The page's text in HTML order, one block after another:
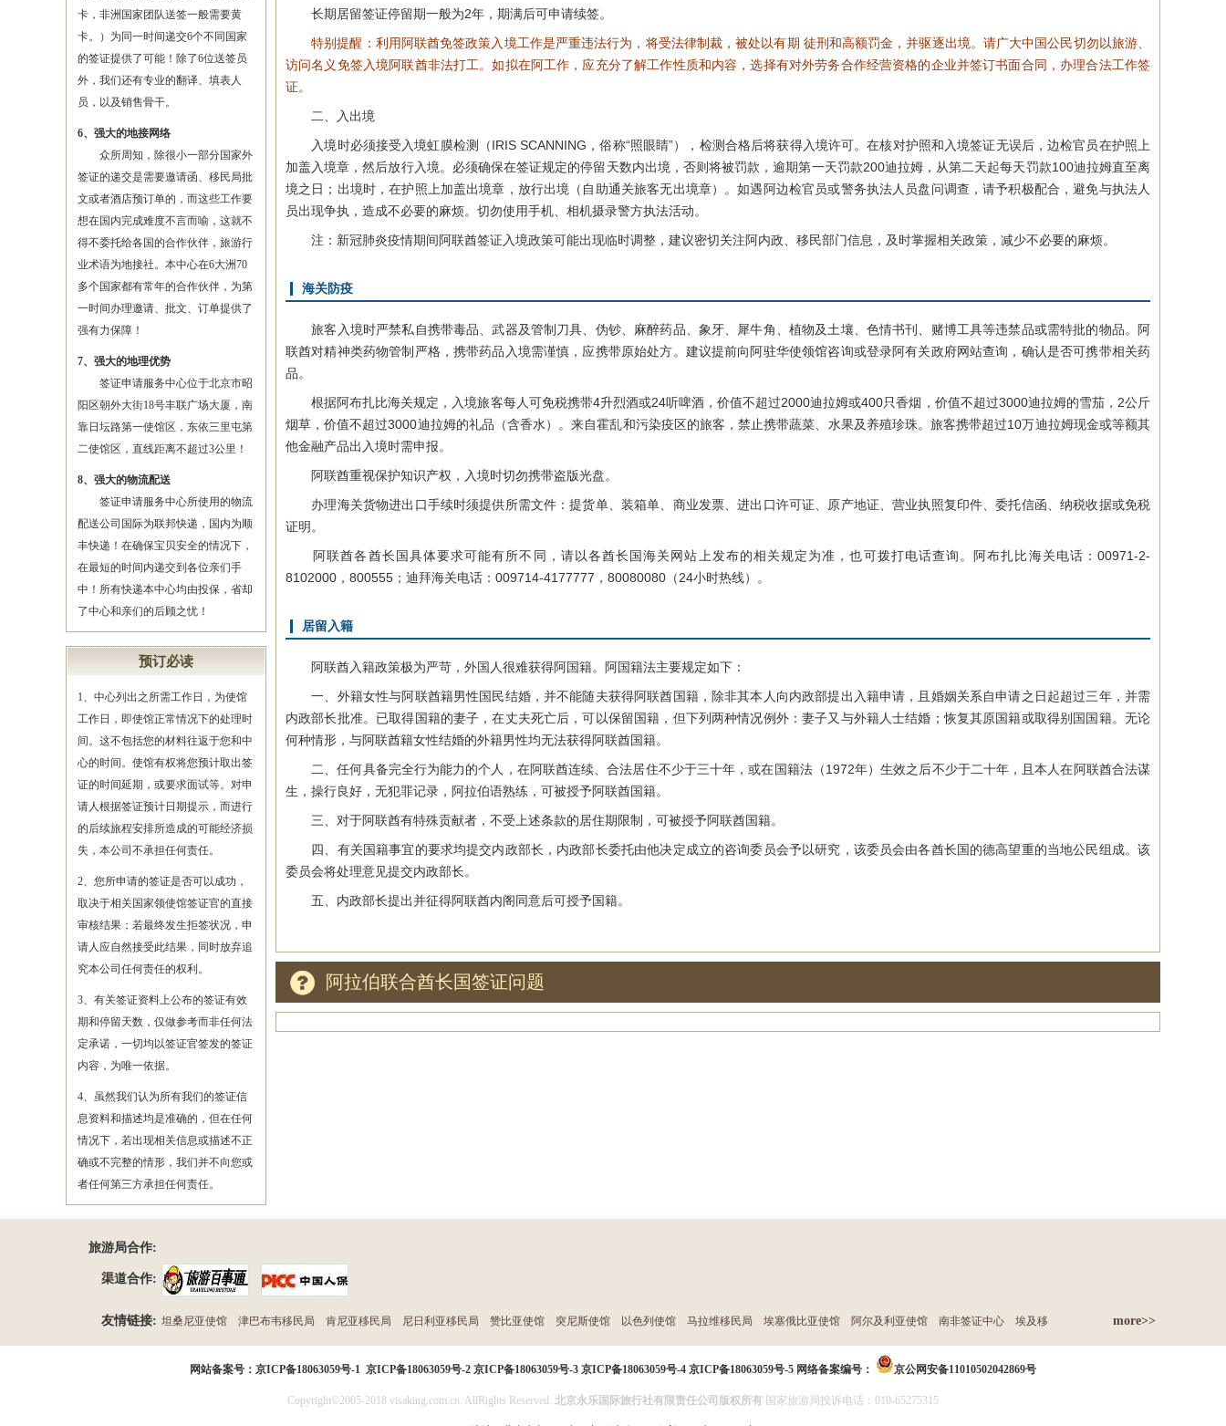
卡，非洲国家团队送签一般需要黄
卡。）为同一时间递交6个不同国家
的签证提供了可能！除了6位送签员
外，我们还有专业的翻译、填表人
员，以及销售骨干。
6、强大的地接网络
众所周知，除很小一部分国家外
签证的递交是需要邀请函、移民局批
文或者酒店预订单的，而这些工作要
想在国内完成难度不言而喻，这就不
得不委托给各国的合作伙伴，旅游行
业术语为地接社。本中心在6大洲70
多个国家都有常年的合作伙伴，为第
一时间办理邀请、批文、订单提供了
强有力保障！
7、强大的地理优势
签证申请服务中心位于北京市昭
阳区朝外大街18号丰联广场大厦，南
靠日坛路第一使馆区，东依三里屯第
二使馆区，直线距离不超过3公里！
8、强大的物流配送
签证申请服务中心所使用的物流
配送公司国际为联邦快递，国内为顺
丰快递！在确保宝贝安全的情况下，
在最短的时间内递交到各位亲们手
中！所有快递本中心均由投保，省却
了中心和亲们的后顾之忧！
预订必读
1、中心列出之所需工作日，为使馆
工作日，即使馆正常情况下的处理时
间。这不包括您的材料往返于您和中
心的时间。使馆有权将您预计取出签
证的时间延期，或要求面试等。对申
请人根据签证预计日期提示，而进行
的后续旅程安排所造成的可能经济损
失，本公司不承担任何责任。
2、您所申请的签证是否可以成功，
取决于相关国家领使馆签证官的直接
审核结果；若最终发生拒签状况，申
请人应自然接受此结果，同时放弃追
究本公司任何责任的权利。
3、有关签证资料上公布的签证有效
期和停留天数，仅做参考而非任何法
定承诺，一切均以签证官签发的签证
内容，为唯一依据。
4、虽然我们认为所有我们的签证信
息资料和描述均是准确的，但在任何
情况下，若出现相关信息或描述不正
确或不完整的情形，我们并不向您或
者任何第三方承担任何责任。
长期居留签证停留期一般为2年，期满后可申请续签。
特别提醒：利用阿联酋免签政策入境工作是严重违法行为，将受法律制裁，被处以有期 徒刑和高额罚金，并驱逐出境。请广大中国公民切勿以旅游、
访问名义免签入境阿联酋非法打工。如拟在阿工作，应充分了解工作性质和内容，选择有对外劳务合作经营资格的企业并签订书面合同，办理合法工作签
证。
二、入出境
入境时必须接受入境虹膜检测（IRIS SCANNING，俗称“照眼睛”），检测合格后将获得入境许可。在核对护照和入境签证无误后，边检官员在护照上
加盖入境章，然后放行入境。必须确保在签证规定的停留天数内出境，否则将被罚款，逾期第一天罚款200迪拉姆，从第二天起每天罚款100迪拉姆直至离
境之日；出境时，在护照上加盖出境章，放行出境（自助通关旅客无出境章）。如遇阿边检官员或警务执法人员盘问调查，请予积极配合，避免与执法人
员出现争执，造成不必要的麻烦。切勿使用手机、相机摄录警方执法活动。
注：新冠肺炎疫情期间阿联酋签证入境政策可能出现临时调整，建议密切关注阿内政、移民部门信息，及时掌握相关政策，减少不必要的麻烦。
海关防疫
旅客入境时严禁私自携带毒品、武器及管制刀具、伪钞、麻醉药品、象牙、犀牛角、植物及土壤、色情书刊、赌博工具等违禁品或需特批的物品。阿
联酋对精神类药物管制严格，携带药品入境需谨慎，应携带原始处方。建议提前向阿驻华使领馆咨询或登录阿有关政府网站查询，确认是否可携带相关药
品。
根据阿布扎比海关规定，入境旅客每人可免税携带4升烈酒或24听啤酒，价值不超过2000迪拉姆或400只香烟，价值不超过3000迪拉姆的雪茄，2公斤
烟草，价值不超过3000迪拉姆的礼品（含香水）。来自霍乱和污染疫区的旅客，禁止携带蔬菜、水果及养殖珍珠。旅客携带超过10万迪拉姆现金或等额其
他金融产品出入境时需申报。
阿联酋重视保护知识产权，入境时切勿携带盗版光盘。
办理海关货物进出口手续时须提供所需文件：提货单、装箱单、商业发票、进出口许可证、原产地证、营业执照复印件、委托信函、纳税收据或免税
证明。
阿联酋各酋长国具体要求可能有所不同，请以各酋长国海关网站上发布的相关规定为准，也可拨打电话查询。阿布扎比海关电话：00971-2-
8102000，800555；迪拜海关电话：009714-4177777，80080080（24小时热线）。
居留入籍
阿联酋入籍政策极为严苛，外国人很难获得阿国籍。阿国籍法主要规定如下：
一、外籍女性与阿联酋籍男性国民结婚，并不能随夫获得阿联酋国籍，除非其本人向内政部提出入籍申请，且婚姻关系自申请之日起超过三年，并需
内政部长批准。已取得国籍的妻子，在丈夫死亡后，可以保留国籍，但下列两种情况例外：妻子又与外籍人士结婚；恢复其原国籍或取得别国国籍。无论
何种情形，与阿联酋籍女性结婚的外籍男性均无法获得阿联酋国籍。
二、任何具备完全行为能力的个人，在阿联酋连续、合法居住不少于三十年，或在国籍法（1972年）生效之后不少于二十年，且本人在阿联酋合法谋
生，操行良好，无犯罪记录，阿拉伯语熟练，可被授予阿联酋国籍。
三、对于阿联酋有特殊贡献者，不受上述条款的居住期限制，可被授予阿联酋国籍。
四、有关国籍事宜的要求均提交内政部长，内政部长委托由他决定成立的咨询委员会予以研究，该委员会由各酋长国的德高望重的当地公民组成。该
委员会将处理意见提交内政部长。
五、内政部长提出并征得阿联酋内阁同意后可授予国籍。
阿拉伯联合酋长国签证问题
旅游局合作:
渠道合作:
友情链接: 坦桑尼亚使馆 津巴布韦移民局 肯尼亚移民局 尼日利亚移民局 赞比亚使馆 突尼斯使馆 以色列使馆 马拉维移民局 埃塞俄比亚使馆 阿尔及利亚使馆 南非签证中心 埃及移 more>>
网站备案号： 京ICP备18063059号-1 京ICP备18063059号-2 京ICP备18063059号-3 京ICP备18063059号-4 京ICP备18063059号-5 网络备案编号： 京公网安备11010502042869号
Copyright©2005-2018 visaking.com.cn. AllRights Reserved. 北京永乐国际旅行社有限责任公司版权所有 国家旅游局投诉电话：010-65275315